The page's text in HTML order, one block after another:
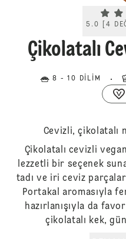
5.0 [4
Çikolatalı
8 - 10 DILIM
Cevizli, çikolatalı
Çikolatalı cevizli
lezzetli bir seçenek
tadı ve iri ceviz
Portakal aromasıyla
hazırlanışıyla da
çikolatalı kek,